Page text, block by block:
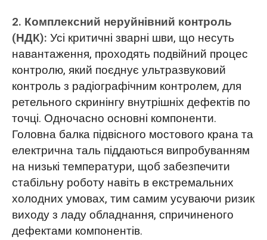
2. Комплексний неруйнівний контроль
(НДК): Усі критичні зварні шви, що несуть
навантаження, проходять подвійний процес
контролю, який поєднує ультразвуковий
контроль з радіографічним контролем, для
ретельного скринінгу внутрішніх дефектів по
точці. Одночасно основні компоненти.
Головна балка підвісного мостового крана та
електрична таль піддаються випробуванням
на низькі температури, щоб забезпечити
стабільну роботу навіть в екстремальних
холодних умовах, тим самим усуваючи ризик
виходу з ладу обладнання, спричиненого
дефектами компонентів.